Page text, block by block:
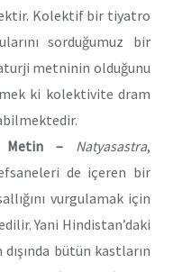
Kolektif bir tiyatro
sorduğumuz bir
metninin olduğunu
ki kolektivite dram
Metin – Natyasastra,
de içeren bir
vurgulamak için
Yani Hindistan’daki
dışında bütün kastların